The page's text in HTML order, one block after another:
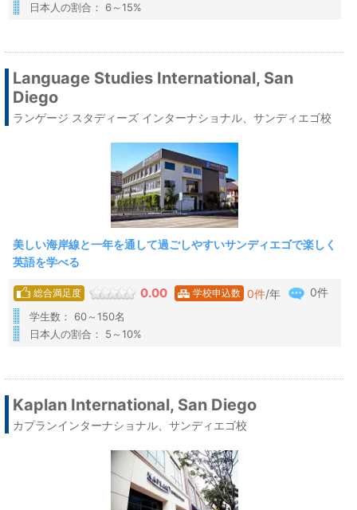
日本人の割合： 6～15%
Language Studies International, San
Diego
ランゲージ スタディーズ インターナショナル、サンディエゴ校
美しい海岸線と一年を通して過ごしやすいサンディエゴで楽しく
英語を学べる
総合満足度 0.00 学校申込数 0件/年 0件
学生数： 60～150名
日本人の割合： 5～10%
Kaplan International, San Diego
カプランインターナショナル、サンディエゴ校